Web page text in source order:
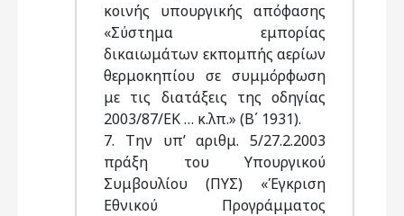
κοινής υπουργικής απόφασης
«Σύστημα εμπορίας
δικαιωμάτων εκπομπής αερίων
θερμοκηπίου σε συμμόρφωση
με τις διατάξεις της οδηγίας
2003/87/ΕΚ … κ.λπ.» (Β΄ 1931).
7. Την υπ’ αριθμ. 5/27.2.2003
πράξη του Υπουργικού
Συμβουλίου (ΠΥΣ) «Έγκριση
Εθνικού Προγράμματος